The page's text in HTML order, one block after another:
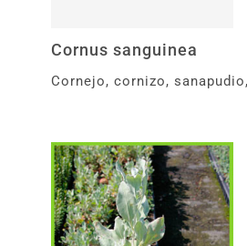
Cornus sanguinea
Cornejo, cornizo,